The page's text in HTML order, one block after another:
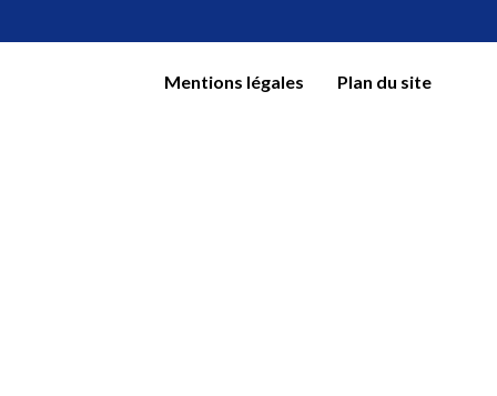
Mentions légales Plan du site